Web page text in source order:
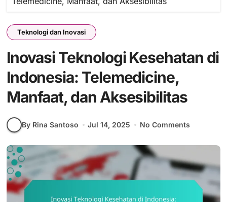
Teknologi dan Inovasi
Inovasi Teknologi Kesehatan di
Indonesia: Telemedicine,
Manfaat, dan Aksesibilitas
By Rina Santoso Jul 14, 2025 No Comments